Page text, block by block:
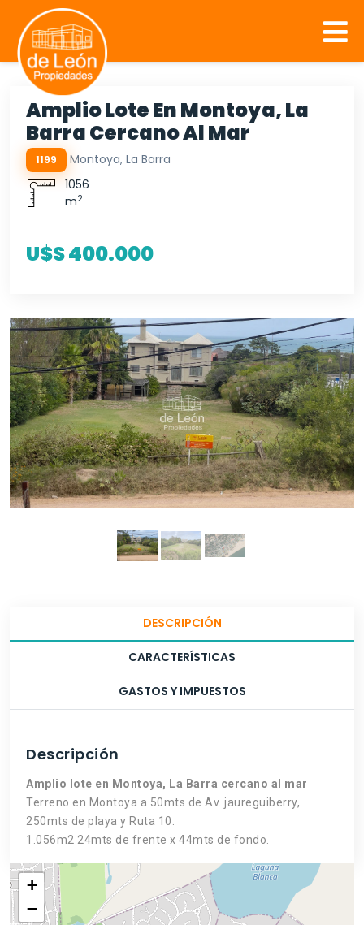
Amplio Lote En Montoya, La
Barra Cercano Al Mar
1199
Montoya, La Barra
1056
m2
U$S 400.000
DESCRIPCIÓN
CARACTERÍSTICAS
GASTOS Y IMPUESTOS
Descripción
Amplio lote en Montoya, La Barra cercano al mar
Terreno en Montoya a 50mts de Av. jaureguiberry,
250mts de playa y Ruta 10.
1.056m2 24mts de frente x 44mts de fondo.
+
−